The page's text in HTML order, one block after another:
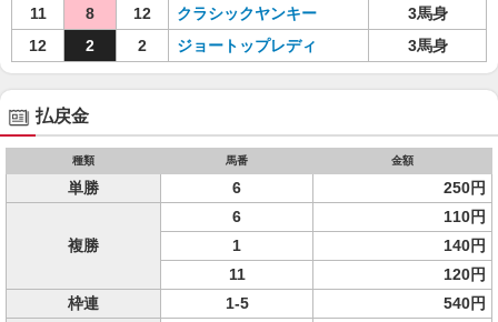
11
8 12 クラシックヤンキー
3馬身
12
2 2 ジョートップレディ 3馬身
払戻金
種類 馬番 金額
単勝 6 250円
複勝
6
110円
1
140円
11
120円
枠連
1-5
540円